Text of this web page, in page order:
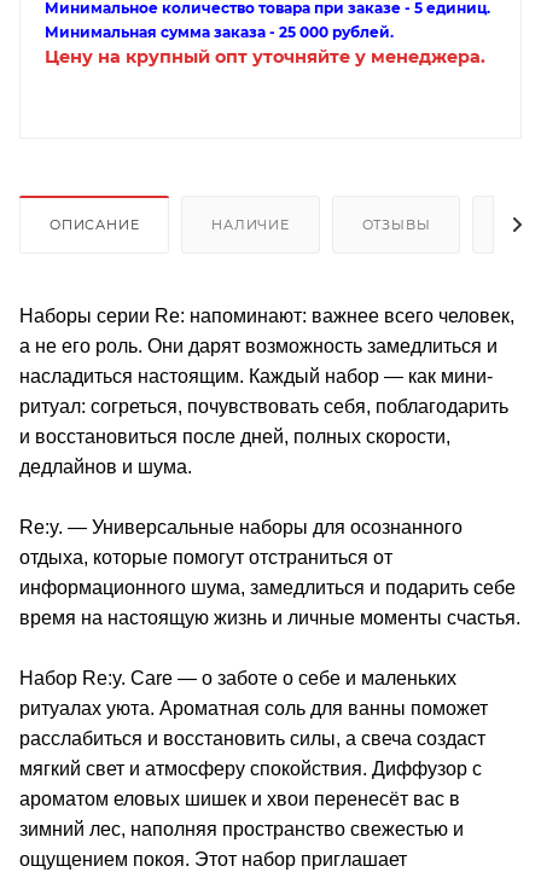
Минимальное количество товара при заказе - 5 единиц.
Минимальная сумма заказа - 25 000 рублей.
Цену на крупный опт уточняйте у менеджера.
ОПИСАНИЕ НАЛИЧИЕ ОТЗЫВЫ
Наборы серии Re: напоминают: важнее всего человек,
а не его роль. Они дарят возможность замедлиться и
насладиться настоящим. Каждый набор — как мини-
ритуал: согреться, почувствовать себя, поблагодарить
и восстановиться после дней, полных скорости,
дедлайнов и шума.
Re:y. — Универсальные наборы для осознанного
отдыха, которые помогут отстраниться от
информационного шума, замедлиться и подарить себе
время на настоящую жизнь и личные моменты счастья.
Набор Re:y. Care — о заботе о себе и маленьких
ритуалах уюта. Ароматная соль для ванны поможет
расслабиться и восстановить силы, а свеча создаст
мягкий свет и атмосферу спокойствия. Диффузор с
ароматом еловых шишек и хвои перенесёт вас в
зимний лес, наполняя пространство свежестью и
ощущением покоя. Этот набор приглашает